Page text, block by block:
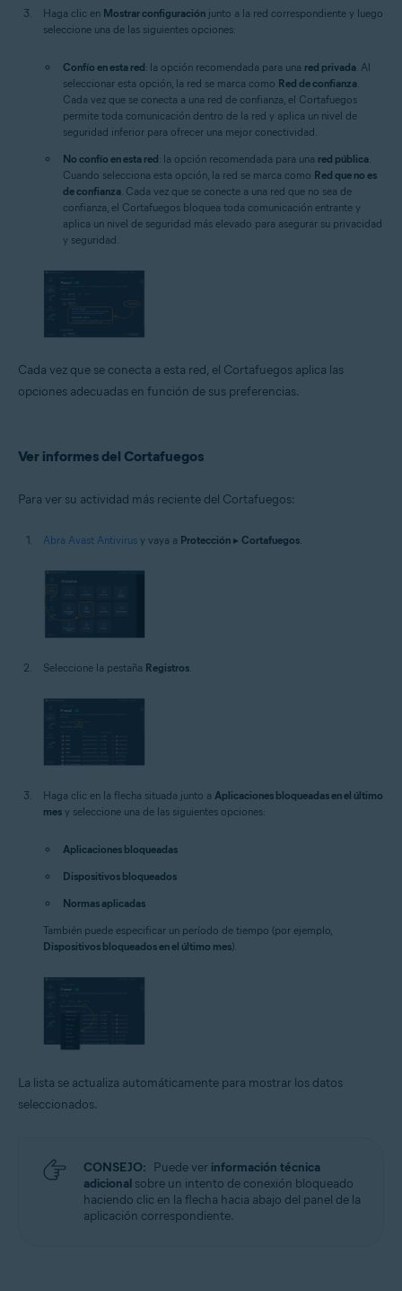
Haga clic en Mostrar configuración junto a la red correspondiente y luego
seleccione una de las siguientes opciones:
Confío en esta red: la opción recomendada para una red privada . Al
seleccionar esta opción, la red se marca como Red de confianza
Cada vez que se conecta a una red de confianza, el Cortafuegos
permite toda comunicación dentro de la red y aplica un nivel de
seguridad inferior para ofrecer una mejor conectividad.
No confío en esta red: la opción recomendada para una red pública
Cuando selecciona esta opción, la red se marca como Red que no es
de confianza . Cada vez que se conecte a una red que no sea de
confianza, el Cortafuegos bloquea toda comunicación entrante y
aplica un nivel de seguridad más elevado para asegurar su privacidad
y seguridad.
Cada vez que se conecta a esta red, el Cortafuegos aplica las
opciones adecuadas en función de sus preferencias.
Ver informes del Cortafuegos
Para ver su actividad más reciente del Cortafuegos:
Abra Avast Antivirus y vaya a Protección ▸ Cortafuegos.
Seleccione la pestaña Registros
Haga clic en la flecha situada junto a Aplicaciones bloqueadas en el último
mes y seleccione una de las siguientes opciones:
Aplicaciones bloqueadas
Dispositivos bloqueados
Normas aplicadas
También puede especificar un período de tiempo (por ejemplo,
Dispositivos bloqueados en el último mes).
La lista se actualiza automáticamente para mostrar los datos
seleccionados.
CONSEJO: Puede ver información técnica
adicional sobre un intento de conexión bloqueado
haciendo clic en la flecha hacia abajo del panel de la
aplicación correspondiente.